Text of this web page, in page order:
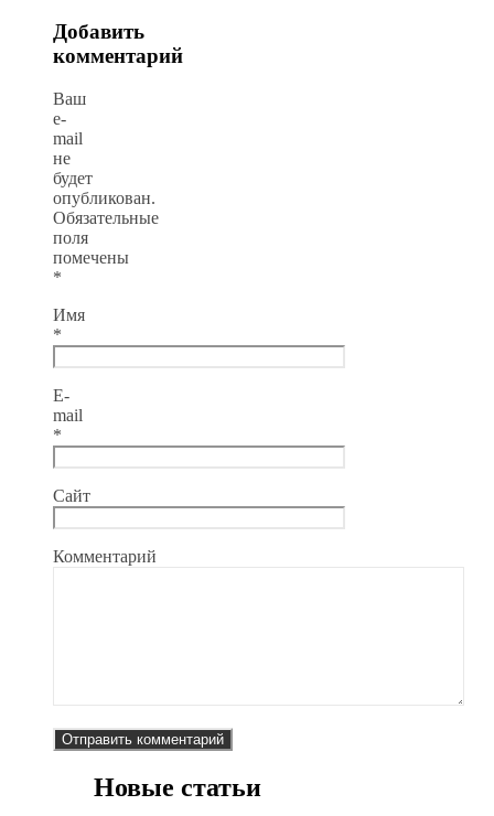
Добавить
комментарий
Ваш
e-
mail
не
будет
опубликован.
Обязательные
поля
помечены
*
Имя
*
E-
mail
*
Сайт
Комментарий
Новые статьи